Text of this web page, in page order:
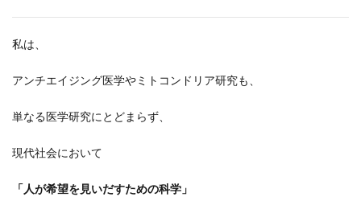
私は、
アンチエイジング医学やミトコンドリア研究も、
単なる医学研究にとどまらず、
現代社会において
「人が希望を見いだすための科学」